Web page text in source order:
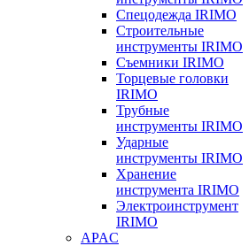
Спецодежда IRIMO
Строительные
инструменты IRIMO
Съемники IRIMO
Торцевые головки
IRIMO
Трубные
инструменты IRIMO
Ударные
инструменты IRIMO
Хранение
инструмента IRIMO
Электроинструмент
IRIMO
APAC